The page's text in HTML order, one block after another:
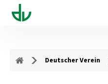
Deutscher Verein